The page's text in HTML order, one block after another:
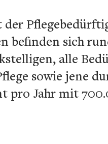
der
befinden sich
alle
sowie jene
pro Jahr mit